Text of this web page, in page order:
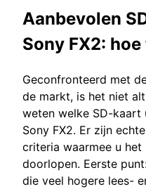
Aanbevolen
Sony FX2:
Geconfronteerd met
de markt, is het niet
weten welke SD-
Sony FX2. Er zijn
criteria waarmee u het
doorlopen. Eerste
die veel hogere lees-